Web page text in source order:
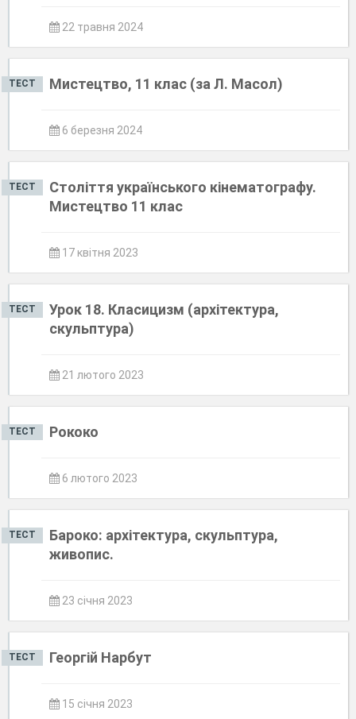
22 травня 2024
ТЕСТ Мистецтво, 11 клас (за Л. Масол)
6 березня 2024
ТЕСТ
Століття українського кінематографу.
Мистецтво 11 клас
17 квітня 2023
ТЕСТ
Урок 18. Класицизм (архітектура,
скульптура)
21 лютого 2023
ТЕСТ Рококо
6 лютого 2023
ТЕСТ
Бароко: архітектура, скульптура,
живопис.
23 січня 2023
ТЕСТ Георгій Нарбут
15 січня 2023